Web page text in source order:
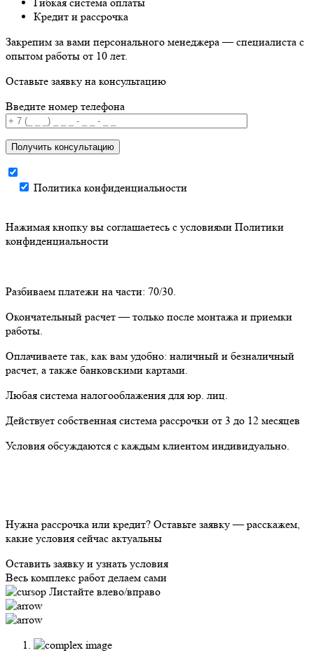
Кредит и рассрочка
Закрепим за вами персонального менеджера — специалиста с
опытом работы от 10 лет.
Оставьте заявку на консультацию
Введите номер телефона
Получить консультацию
Политика конфиденциальности
Нажимая кнопку вы соглашаетесь с условиями Политики
конфиденциальности
Разбиваем платежи на части: 70/30.
Окончательный расчет — только после монтажа и приемки
работы.
Оплачиваете так, как вам удобно: наличный и безналичный
расчет, а также банковскими картами.
Любая система налогооблажения для юр. лиц.
Действует собственная система рассрочки от 3 до 12 месяцев
Условия обсуждаются с каждым клиентом индивидуально.
Нужна рассрочка или кредит? Оставьте заявку — расскажем,
какие условия сейчас актуальны
Оставить заявку и узнать условия
Весь комплекс работ делаем сами
Листайте влево/вправо